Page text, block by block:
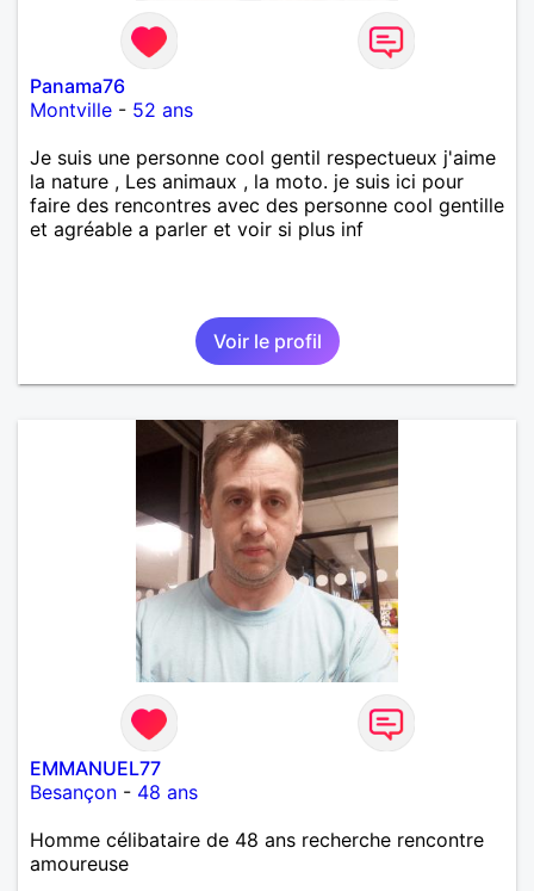
Panama76
Montville - 52 ans
Je suis une personne cool gentil respectueux j'aime
la nature , Les animaux , la moto. je suis ici pour
faire des rencontres avec des personne cool gentille
et agréable a parler et voir si plus inf
Voir le profil
EMMANUEL77
Besançon - 48 ans
Homme célibataire de 48 ans recherche rencontre
amoureuse